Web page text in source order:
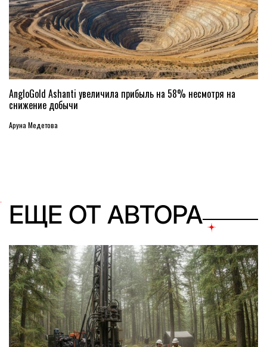
AngloGold Ashanti увеличила прибыль на 58% несмотря на
снижение добычи
Аруна Медетова
ЕЩЕ ОТ АВТОРА